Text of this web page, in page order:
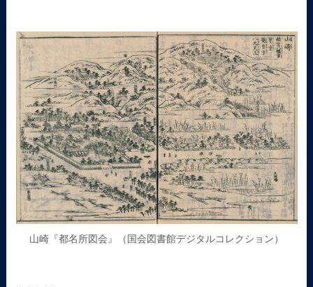
山崎『都名所図会』（国会図書館デジタルコレクション）